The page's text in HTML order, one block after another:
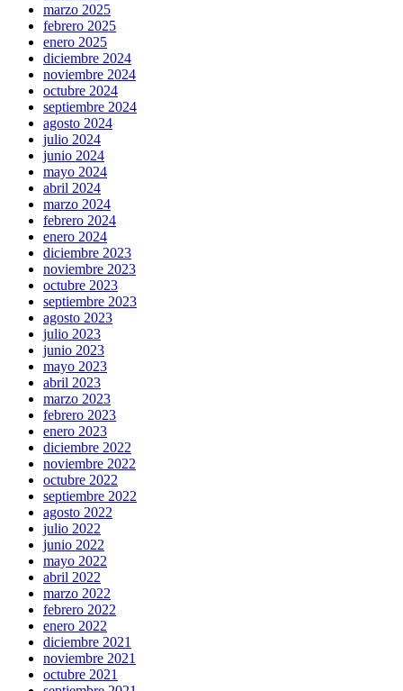
marzo 2025
febrero 2025
enero 2025
diciembre 2024
noviembre 2024
octubre 2024
septiembre 2024
agosto 2024
julio 2024
junio 2024
mayo 2024
abril 2024
marzo 2024
febrero 2024
enero 2024
diciembre 2023
noviembre 2023
octubre 2023
septiembre 2023
agosto 2023
julio 2023
junio 2023
mayo 2023
abril 2023
marzo 2023
febrero 2023
enero 2023
diciembre 2022
noviembre 2022
octubre 2022
septiembre 2022
agosto 2022
julio 2022
junio 2022
mayo 2022
abril 2022
marzo 2022
febrero 2022
enero 2022
diciembre 2021
noviembre 2021
octubre 2021